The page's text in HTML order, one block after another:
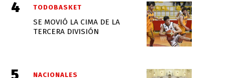
SE MOVIÓ LA CIMA DE LA
TERCERA DIVISIÓN
TODOBASKET
NACIONALES